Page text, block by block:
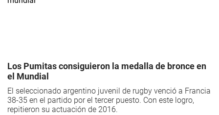
Los Pumitas consiguieron la medalla de bronce en
el Mundial
El seleccionado argentino juvenil de rugby venció a Francia
38-35 en el partido por el tercer puesto. Con este logro,
repitieron su actuación de 2016.